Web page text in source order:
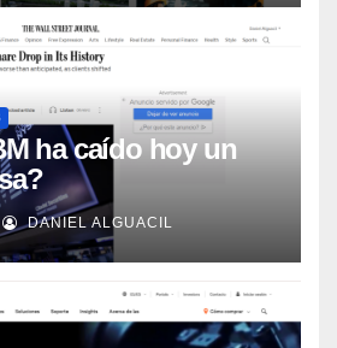
ha caído hoy un
DANIEL ALGUACIL